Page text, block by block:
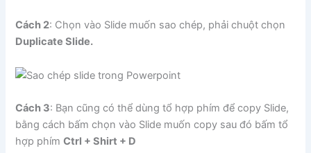
Cách 2: Chọn vào Slide muốn sao chép, phải chuột chọn
Duplicate Slide.
Cách 3: Bạn cũng có thể dùng tổ hợp phím để copy Slide,
bằng cách bấm chọn vào Slide muốn copy sau đó bấm tổ
hợp phímCtrl + Shirt + D